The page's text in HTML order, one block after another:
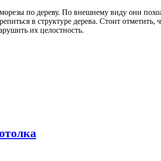
по дереву. По внешнему виду они
в структуре дерева. Стоит отметить,
их целостность.